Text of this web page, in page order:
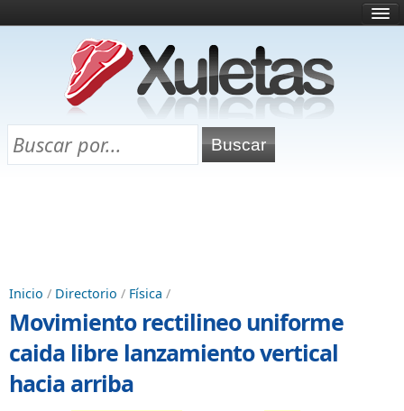
¿Qué es esto?
Directorio
Chuletas para exámenes
Inicio / Directorio / Física /
Movimiento rectilineo uniforme
caida libre lanzamiento vertical
hacia arriba